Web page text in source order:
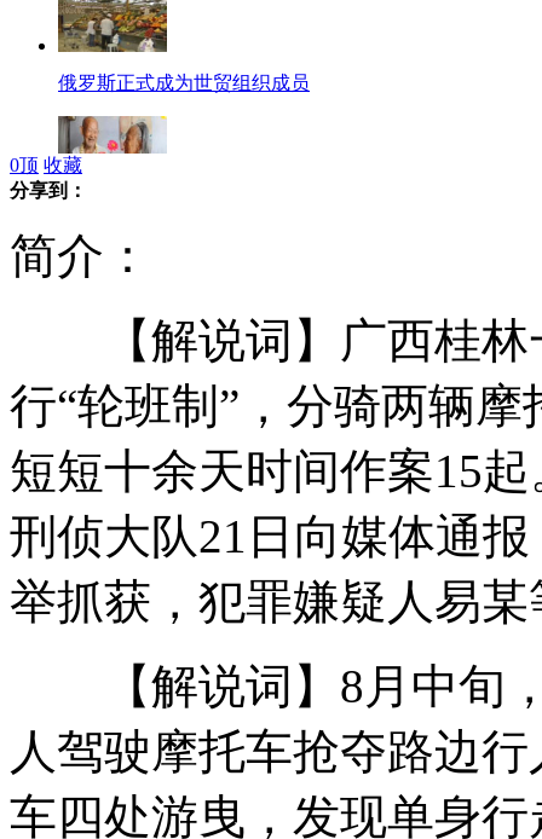
俄罗斯正式成为世贸组织成员
神探“亨特张”再抓“张发财”
江苏连云港罕见奇观:蛤蟆爬墙
实录：“启丰二号” 保钓船安全返港
梁静茹透视装火辣 杨幂回应分手猜疑
0顶 收藏
分享到：
简介：
【解说词】广西桂林
行“轮班制”，分骑两辆
短短十余天时间作案15
刑侦大队21日向媒体通
举抓获，犯罪嫌疑人易
【解说词】8月中旬，
人驾驶摩托车抢夺路边
车四处游曳，发现单身